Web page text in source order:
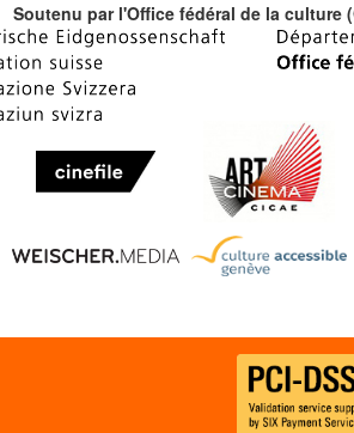
Soutenu par l'Office fédéral de la culture